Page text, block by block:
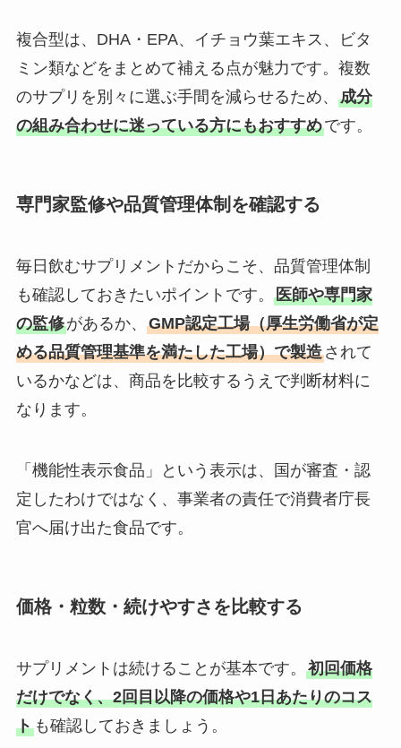
複合型は、DHA・EPA、イチョウ葉エキス、ビタ
ミン類などをまとめて補える点が魅力です。複数
のサプリを別々に選ぶ手間を減らせるため、 成分
の組み合わせに迷っている方にもおすすめです。
専門家監修や品質管理体制を確認する
毎日飲むサプリメントだからこそ、品質管理体制
も確認しておきたいポイントです。 医師や専門家
の監修があるか、 GMP認定工場（厚生労働省が定
める品質管理基準を満たした工場）で製造されて
いるかなどは、商品を比較するうえで判断材料に
なります。
「機能性表示食品」という表示は、国が審査・認
定したわけではなく、事業者の責任で消費者庁長
官へ届け出た食品です。
価格・粒数・続けやすさを比較する
サプリメントは続けることが基本です。 初回価格
だけでなく、2回目以降の価格や1日あたりのコス
トも確認しておきましょう。